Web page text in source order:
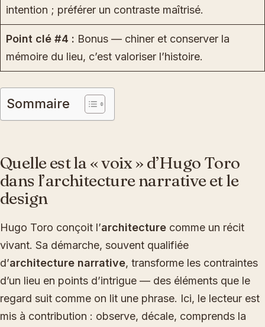
intention ; préférer un contraste maîtrisé.
Point clé #4 : Bonus — chiner et conserver la
mémoire du lieu, c’est valoriser l’histoire.
Sommaire
Quelle est la « voix » d’Hugo Toro
dans l’architecture narrative et le
design
Hugo Toro conçoit l’architecture comme un récit
vivant. Sa démarche, souvent qualifiée
d’architecture narrative, transforme les contraintes
d’un lieu en points d’intrigue — des éléments que le
regard suit comme on lit une phrase. Ici, le lecteur est
mis à contribution : observe, décale, comprends la